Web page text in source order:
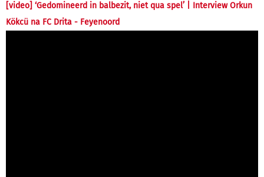
[video] ‘Gedomineerd in balbezit, niet qua spel’ | Interview Orkun
Kökcü na FC Drita - Feyenoord